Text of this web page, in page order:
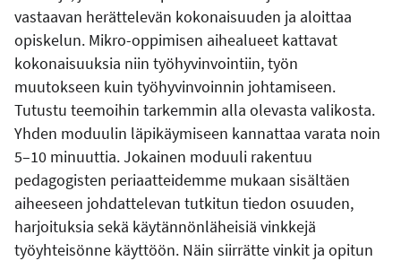
vastaavan herättelevän kokonaisuuden ja aloittaa
opiskelun. Mikro-oppimisen aihealueet kattavat
kokonaisuuksia niin työhyvinvointiin, työn
muutokseen kuin työhyvinvoinnin johtamiseen.
Tutustu teemoihin tarkemmin alla olevasta valikosta.
Yhden moduulin läpikäymiseen kannattaa varata noin
5–10 minuuttia. Jokainen moduuli rakentuu
pedagogisten periaatteidemme mukaan sisältäen
aiheeseen johdattelevan tutkitun tiedon osuuden,
harjoituksia sekä käytännönläheisiä vinkkejä
työyhteisönne käyttöön. Näin siirrätte vinkit ja opitun